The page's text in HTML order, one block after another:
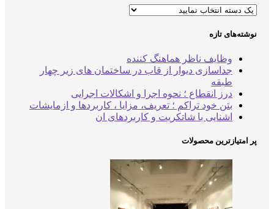
نوشته‌های تازه
وظایف ناظر هماهنگ کننده
جداسازی دیوار از قاب در ساختمان های زیر چهار
طبقه
درز انقطاع ؛ نحوه اجرا و اشکالات اجرایی
بتن خود تراکم ؛ تعریف، مزایا ، کاربردها و ازمایشات
اشنایی با شاتکریت و کاربردهای ان
پر امتیازترین محصولات